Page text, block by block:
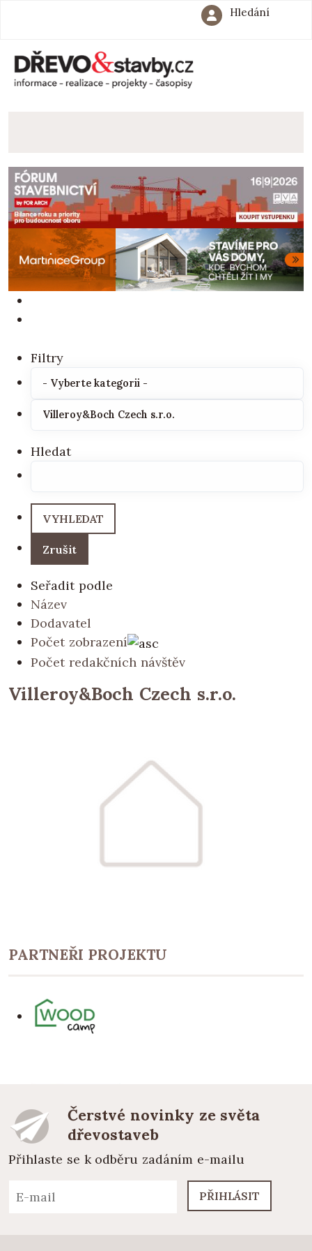
Hledání
Filtry
Hledat
Seřadit podle
Název
Dodavatel
Počet zobrazení
Počet redakčních návštěv
Villeroy&Boch Czech s.r.o.
PARTNEŘI PROJEKTU
Čerstvé novinky ze světa
dřevostaveb
Přihlaste se k odběru zadáním e-mailu
PŘIHLÁSIT